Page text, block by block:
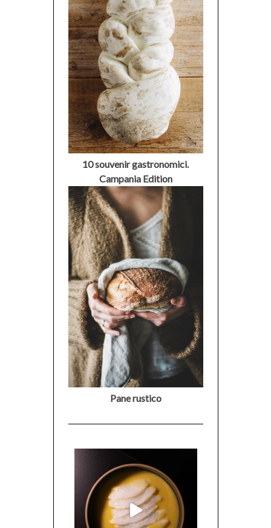
10 souvenir gastronomici.
Campania Edition
Pane rustico